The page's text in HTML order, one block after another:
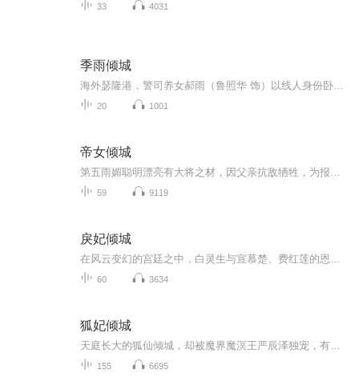
33 4031
季雨倾城
20 1001
帝女倾城
59 9119
戾妃倾城
60 3634
狐妃倾城
155 6695